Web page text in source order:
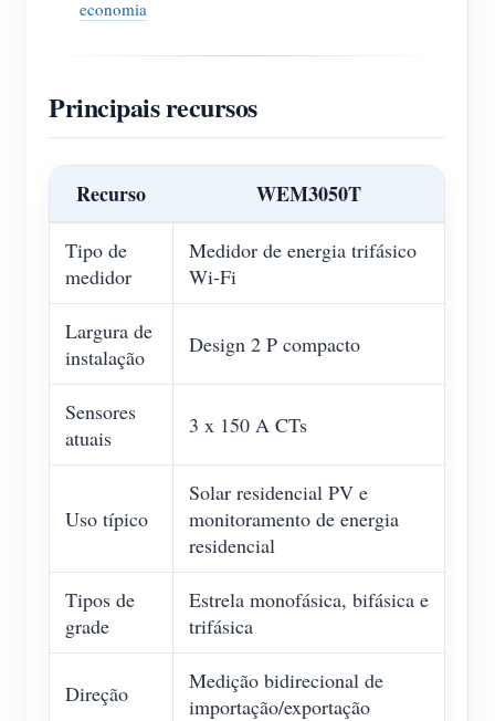
economia
Principais recursos
Recurso WEM3050T
Tipo de
medidor
Medidor de energia trifásico
Wi-Fi
Largura de
instalação
Design 2 P compacto
Sensores
atuais
3 x 150 A CTs
Uso típico
Solar residencial PV e
monitoramento de energia
residencial
Tipos de
grade
Estrela monofásica, bifásica e
trifásica
Direção
Medição bidirecional de
importação/exportação